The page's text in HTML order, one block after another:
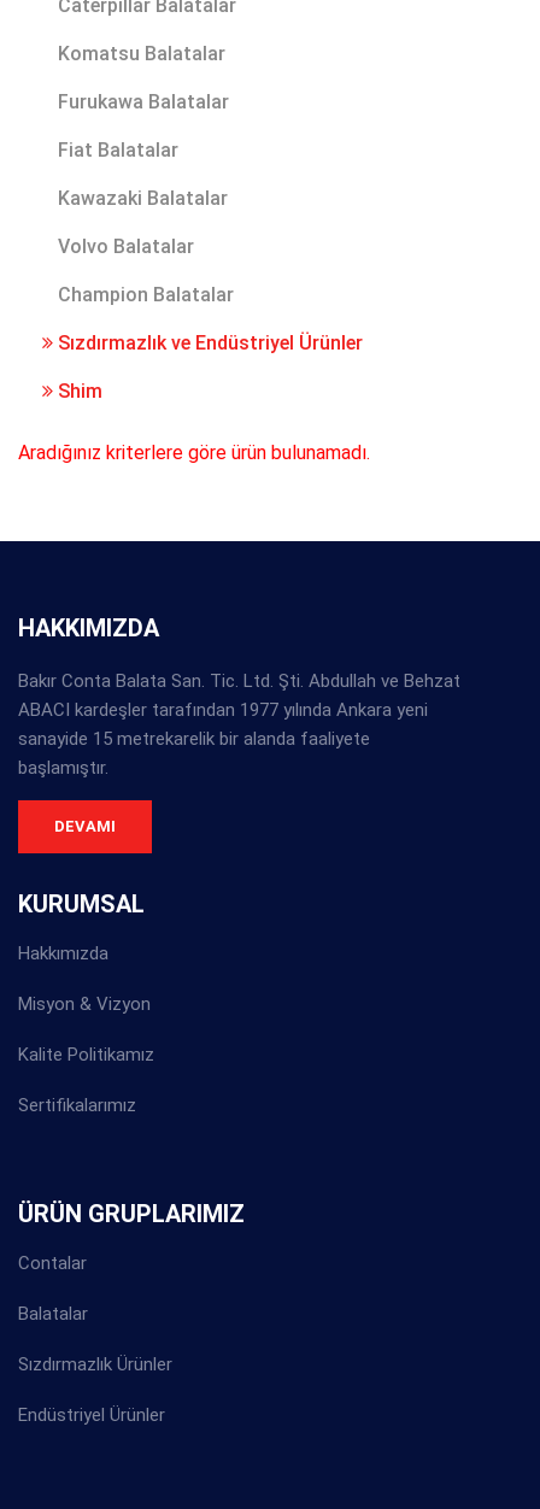
Caterpillar Balatalar
Komatsu Balatalar
Furukawa Balatalar
Fiat Balatalar
Kawazaki Balatalar
Volvo Balatalar
Champion Balatalar
Sızdırmazlık ve Endüstriyel Ürünler
Shim
Aradığınız kriterlere göre ürün bulunamadı.
HAKKIMIZDA
Bakır Conta Balata San. Tic. Ltd. Şti. Abdullah ve Behzat
ABACI kardeşler tarafından 1977 yılında Ankara yeni
sanayide 15 metrekarelik bir alanda faaliyete
başlamıştır.
DEVAMI
KURUMSAL
Hakkımızda
Misyon & Vizyon
Kalite Politikamız
Sertifikalarımız
ÜRÜN GRUPLARIMIZ
Contalar
Balatalar
Sızdırmazlık Ürünler
Endüstriyel Ürünler